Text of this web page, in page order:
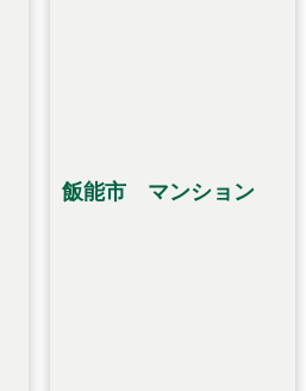
飯能市 マンション